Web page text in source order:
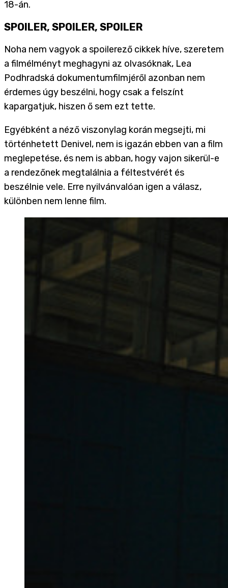
18-án.
SPOILER, SPOILER, SPOILER
Noha nem vagyok a spoilerező cikkek híve, szeretem
a filmélményt meghagyni az olvasóknak, Lea
Podhradská dokumentumfilmjéről azonban nem
érdemes úgy beszélni, hogy csak a felszínt
kapargatjuk, hiszen ő sem ezt tette.
Egyébként a néző viszonylag korán megsejti, mi
történhetett Denivel, nem is igazán ebben van a film
meglepetése, és nem is abban, hogy vajon sikerül-e
a rendezőnek megtalálnia a féltestvérét és
beszélnie vele. Erre nyilvánvalóan igen a válasz,
különben nem lenne film.